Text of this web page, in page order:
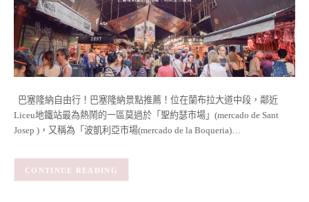
巴塞隆納自由行！巴塞隆納景點推薦！位在蘭布拉大道中段，鄰近
Liceu地鐵站最為熱鬧的一區莫過於「聖約瑟市場」(mercado de Sant
Josep )，又稱為「波凱利亞市場(mercado de la Boqueria)…
CONTINUE READING